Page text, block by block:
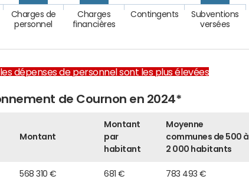
Charges de
personnel
Charges
financières
Contingents
Subventions
versées
les dépenses de personnel sont les plus élevées
de Cournon en 2024*
Montant
Montant
par
habitant
Moyenne
communes de 500 à
2 000 habitants
568 310 € 681 € 783 493 €